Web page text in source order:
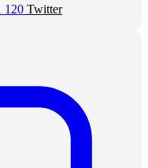
120 Twitter